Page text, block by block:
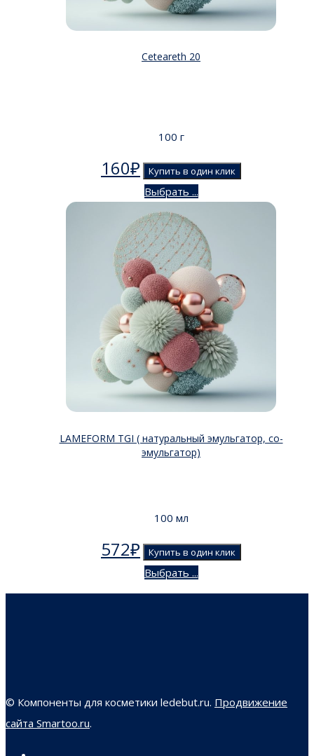
Ceteareth 20
100 г
160₽ Купить в один клик
Выбрать ...
LAMEFORM TGI ( натуральный эмульгатор, со-
эмульгатор)
100 мл
572₽ Купить в один клик
Выбрать ...
© Компоненты для косметики ledebut.ru. Продвижение
сайта Smartoo.ru.